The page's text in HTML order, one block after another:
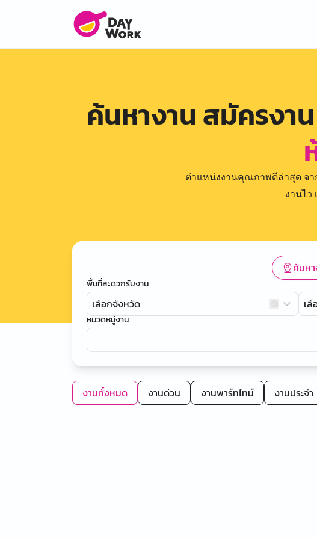
ค้นหางาน สมัครงาน
ตำแหน่งงานคุณภาพดีล่าสุด จ
งานไว
ค้นห
พื้นที่สะดวกรับงาน
เลือกจังหวัด เลื
หมวดหมู่งาน
งานทั้งหมด งานด่วน งานพาร์ทไทม์ งานประจำ